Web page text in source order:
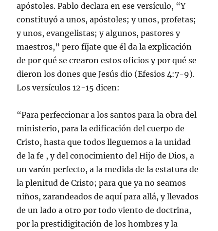
apóstoles. Pablo declara en ese versículo, “Y
constituyó a unos, apóstoles; y unos, profetas;
y unos, evangelistas; y algunos, pastores y
maestros,” pero fíjate que él da la explicación
de por qué se crearon estos oficios y por qué se
dieron los dones que Jesús dio (Efesios 4:7-9).
Los versículos 12-15 dicen:
“Para perfeccionar a los santos para la obra del
ministerio, para la edificación del cuerpo de
Cristo, hasta que todos lleguemos a la unidad
de la fe , y del conocimiento del Hijo de Dios, a
un varón perfecto, a la medida de la estatura de
la plenitud de Cristo; para que ya no seamos
niños, zarandeados de aquí para allá, y llevados
de un lado a otro por todo viento de doctrina,
por la prestidigitación de los hombres y la